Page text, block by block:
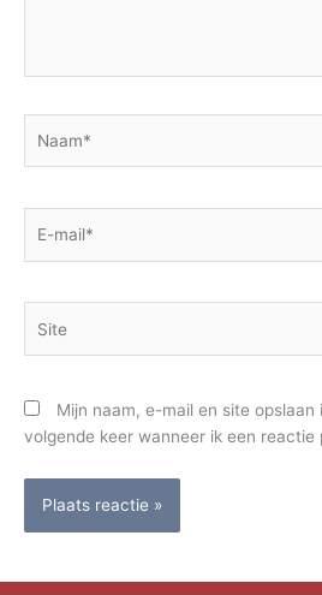
mail*
Mijn naam, e-mail en site
volgende keer wanneer ik een reactie